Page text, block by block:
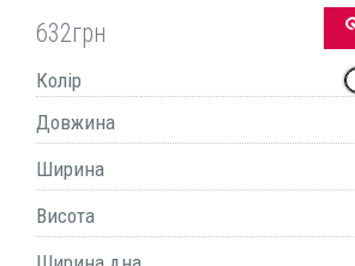
632грн
Колір
Довжина
Ширина
Висота